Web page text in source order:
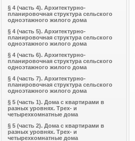
§ 4 (часть 4). Архитектурно-
планировочная структура сельского
одноэтажного жилого дома
§ 4 (часть 5). Архитектурно-
планировочная структура сельского
одноэтажного жилого дома
§ 4 (часть 6). Архитектурно-
планировочная структура сельского
одноэтажного жилого дома
§ 4 (часть 7). Архитектурно-
планировочная структура сельского
одноэтажного жилого дома
§ 5 (часть 1). Дома с квартирами в
разных уровнях. Трех- и
четырехкомнатные дома
§ 5 (часть 2). Дома с квартирами в
разных уровнях. Трех- и
четырехкомнатные дома